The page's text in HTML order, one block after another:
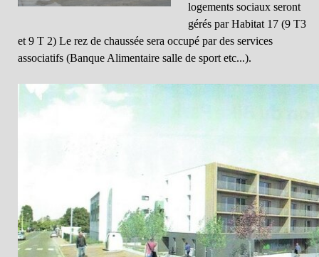
logements sociaux seront
gérés par Habitat 17 (9 T3
et 9 T 2) Le rez de chaussée sera occupé par des services
associatifs (Banque Alimentaire salle de sport etc...).